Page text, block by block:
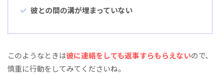
彼との間の溝が埋まっていない
このようなときは彼に連絡をしても返事すらもらえないので、
慎重に行動をしてみてくださいね。